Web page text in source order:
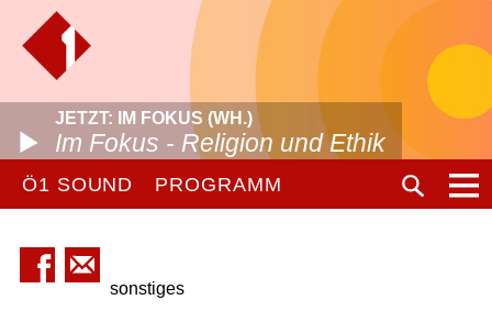
JETZT: IM FOKUS (WH.)
Im Fokus - Religion und Ethik
Ö1 SOUND PROGRAMM
sonstiges